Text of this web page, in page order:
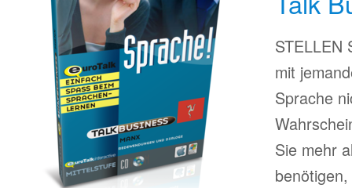
STELLEN
mit
Sprache
Sie mehr